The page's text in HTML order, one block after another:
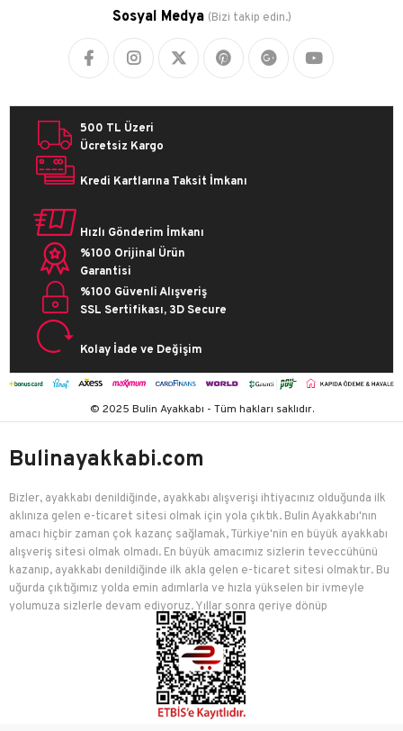
Sosyal Medya (Bizi takip edin.)
500 TL Üzeri
Ücretsiz Kargo
Kredi Kartlarına Taksit İmkanı
Hızlı Gönderim İmkanı
%100 Orijinal Ürün
Garantisi
%100 Güvenli Alışveriş
SSL Sertifikası, 3D Secure
Kolay İade ve Değişim
© 2025 Bulin Ayakkabı - Tüm hakları saklıdır.
Bulinayakkabi.com
Bizler, ayakkabı denildiğinde, ayakkabı alışverişi ihtiyacınız olduğunda ilk
aklınıza gelen e-ticaret sitesi olmak için yola çıktık. Bulin Ayakkabı'nın
amacı hiçbir zaman çok kazanç sağlamak, Türkiye'nin en büyük ayakkabı
alışveriş sitesi olmak olmadı. En büyük amacımız sizlerin teveccühünü
kazanıp, ayakkabı denildiğinde ilk akla gelen e-ticaret sitesi olmaktır. Bu
uğurda çıktığımız yolda emin adımlarla ve hızla yükselen bir ivmeyle
yolumuza sizlerle devam ediyoruz. Yıllar sonra geriye dönüp
baktığımızda birçok mutlu müşteriyi edindiğimiz için çok mutluyuz.
Bulin Ayakkabı, kadınlar, erkekler, çocuklar için ayakkabı, çanta, spor
malzemesi, giyim ve aksesuar ürünlerini en bol çeşit, en uygun fiyat
mantelitesi ile sizlere sunmak için çaba sarf etmektedir. Modayı takip
eden her kesimden insanın ayakkabı, çanta, aksesuar ve giyim üzerine